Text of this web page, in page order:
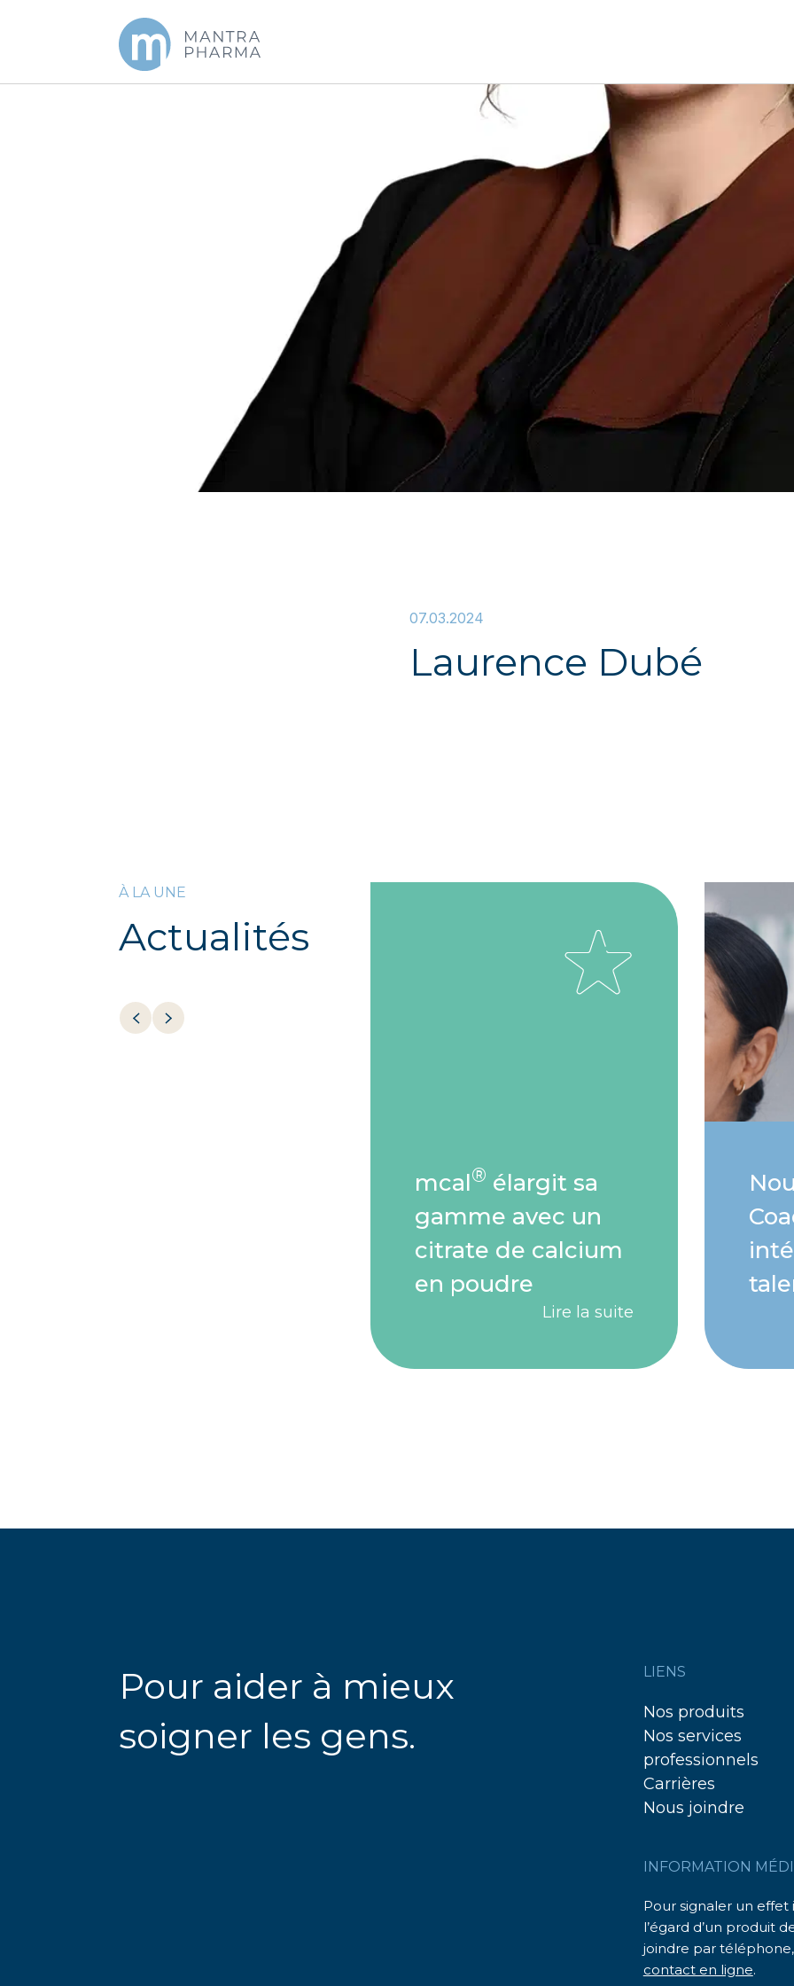
07.03.2024
Laurence Dubé
À LA UNE
Actualités
mcal® élargit sa
gamme avec un
citrate de calcium
en poudre
Lire la suite
Pour aider à mieux
soigner les gens.
LIENS
Nos produits
Nos services
professionnels
Carrières
Nous joindre
INFORMATION
Pour signaler un
l’égard d’un produit
joindre par
contact en ligne.